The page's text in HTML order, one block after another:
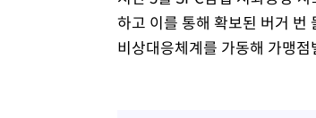
하고 이를 통해 확보된 버거 번
비상대응체계를 가동해 가맹